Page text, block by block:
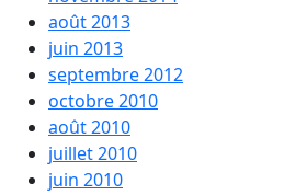
août 2013
juin 2013
septembre 2012
octobre 2010
août 2010
juillet 2010
juin 2010